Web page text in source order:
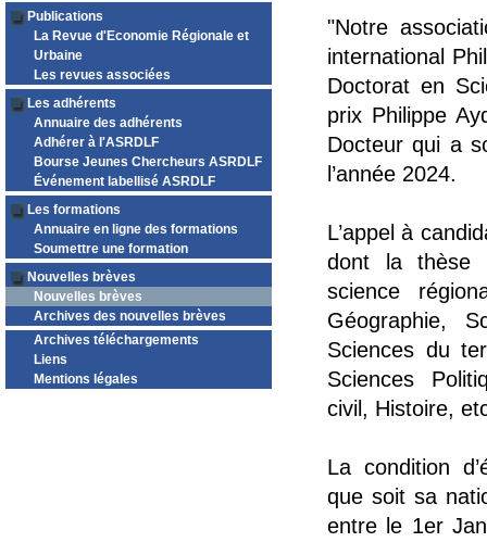
Publications
La Revue d'Economie Régionale et
Urbaine
Les revues associées
Les adhérents
Annuaire des adhérents
Adhérer à l'ASRDLF
Bourse Jeunes Chercheurs ASRDLF
Événement labellisé ASRDLF
Les formations
Annuaire en ligne des formations
Soumettre une formation
Nouvelles brèves
Nouvelles brèves
Archives des nouvelles brèves
Archives téléchargements
Liens
Mentions légales
"Notre
international
Doctorat en
prix Philippe
Docteur qui a
l’année 2024.
L’appel à
dont la thèse
science
Géographie,
Sciences du
Sciences
civil, Histoire,
La condition
que soit sa
entre le 1er